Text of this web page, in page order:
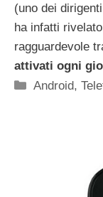
(uno dei
ha infatti
ragguardevole
attivati ogni
Categorie
Android,